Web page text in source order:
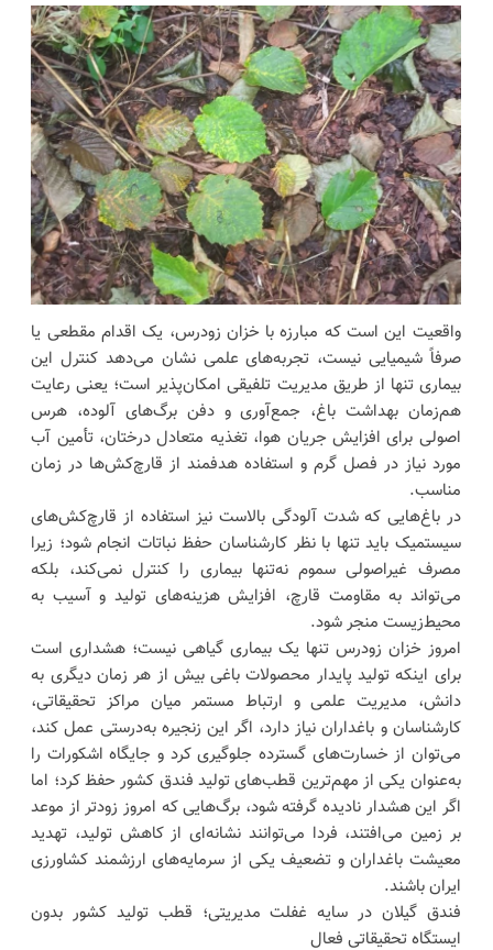
واقعیت این است که مبارزه با خزان زودرس، یک اقدام مقطعی یا
صرفاً شیمیایی نیست، تجربه‌های علمی نشان می‌دهد کنترل این
بیماری تنها از طریق مدیریت تلفیقی امکان‌پذیر است؛ یعنی رعایت
هم‌زمان بهداشت باغ، جمع‌آوری و دفن برگ‌های آلوده، هرس
اصولی برای افزایش جریان هوا، تغذیه متعادل درختان، تأمین آب
مورد نیاز در فصل گرم و استفاده هدفمند از قارچ‌کش‌ها در زمان
مناسب.
در باغ‌هایی که شدت آلودگی بالاست نیز استفاده از قارچ‌کش‌های
سیستمیک باید تنها با نظر کارشناسان حفظ نباتات انجام شود؛ زیرا
مصرف غیراصولی سموم نه‌تنها بیماری را کنترل نمی‌کند، بلکه
می‌تواند به مقاومت قارچ، افزایش هزینه‌های تولید و آسیب به
محیط‌زیست منجر شود.
امروز خزان زودرس تنها یک بیماری گیاهی نیست؛ هشداری است
برای اینکه تولید پایدار محصولات باغی بیش از هر زمان دیگری به
دانش، مدیریت علمی و ارتباط مستمر میان مراکز تحقیقاتی،
کارشناسان و باغداران نیاز دارد، اگر این زنجیره به‌درستی عمل کند،
می‌توان از خسارت‌های گسترده جلوگیری کرد و جایگاه اشکورات را
به‌عنوان یکی از مهم‌ترین قطب‌های تولید فندق کشور حفظ کرد؛ اما
اگر این هشدار نادیده گرفته شود، برگ‌هایی که امروز زودتر از موعد
بر زمین می‌افتند، فردا می‌توانند نشانه‌ای از کاهش تولید، تهدید
معیشت باغداران و تضعیف یکی از سرمایه‌های ارزشمند کشاورزی
ایران باشند.
فندق گیلان در سایه غفلت مدیریتی؛ قطب تولید کشور بدون
ایستگاه تحقیقاتی فعال